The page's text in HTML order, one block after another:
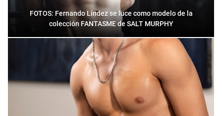
FOTOS: Fernando Lindez se luce como modelo de la
colección FANTASME de SALT MURPHY